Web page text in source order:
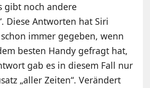
gibt noch andere
Diese Antworten hat Siri
immer gegeben, wenn
besten Handy gefragt hat,
gab es in diesem Fall nur
„aller Zeiten“. Verändert